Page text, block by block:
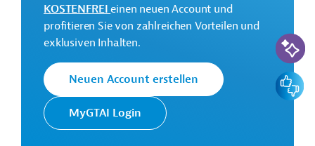
Kontaktadressen
Asiatische
Infrastruktur-
Ziel der AIIB ist die nachhaltige
wirtschaftliche Entwicklung der
KOSTENFREIeinen neuen Account und
profitieren Sie von zahlreichen Vorteilen und
exklusiven Inhalten.
Neuen Account erstellen
MyGTAI Login
KI-